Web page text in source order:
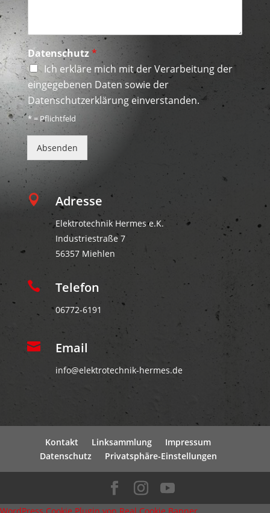
E
-
M
a
i
l
N
a
m
a
c
h
Datenschutz*
Ich erkläre mich mit der Verarbeitung der
eingegebenen Daten sowie der
Datenschutzerklärung einverstanden.
* = Pflichtfeld
Absenden
 Adresse
Elektrotechnik Hermes e.K.
Industriestraße 7
56357 Miehlen
 Telefon
06772-6191
 Email
info@elektrotechnik-hermes.de
Kontakt Linksammlung
Impressum
Datenschutz
Privatsphäre-Einstellungen